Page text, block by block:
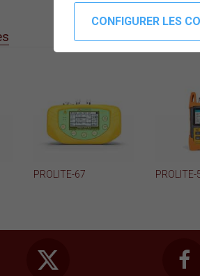
PROLITE-67 PROLITE-